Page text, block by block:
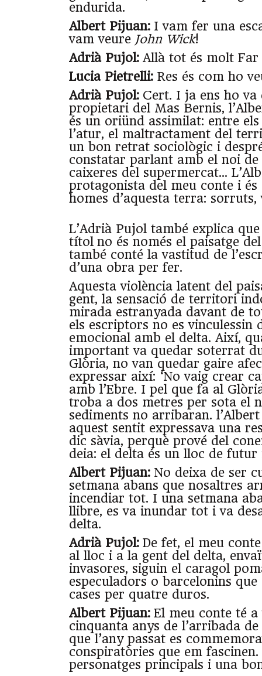
endurida.
Albert Pijuan: I vam fer una
vam veure John Wick!
Adrià Pujol: Allà tot és molt Far
Lucia Pietrelli: Res és com ho
Adrià Pujol: Cert. I ja ens ho
propietari del Mas Bernis,
és un oriünd assimilat: entre
l’atur, el maltractament del
un bon retrat sociològic i
constatar parlant amb el noi de
caixeres del supermercat…
protagonista del meu conte i és
homes d’aquesta terra: sorruts,
L’Adrià Pujol també explica que
títol no és només el paisatge
també conté la vastitud de
d’una obra per fer.
Aquesta violència latent del
gent, la sensació de territori
mirada estranyada davant de
els escriptors no es vinculessin
emocional amb el delta. Així,
important va quedar soterrat
Glòria, no van quedar gaire
expressar així: ‘No vaig crear
amb l’Ebre. I pel que fa al
troba a dos metres per sota el
sediments no arribaran.
aquest sentit expressava una
dic sàvia, perquè prové del
deia: el delta és un lloc de futur
Albert Pijuan: No deixa de ser
setmana abans que nosaltres
incendiar tot. I una setmana
llibre, es va inundar tot i va
delta.
Adrià Pujol: De fet, el meu
al lloc i a la gent del delta,
invasores, siguin el caragol
especuladors o barcelonins que
cases per quatre duros.
Albert Pijuan: El meu conte té a
cinquanta anys de l’arribada
que l’any passat es
conspiratòries que em
personatges principals i una